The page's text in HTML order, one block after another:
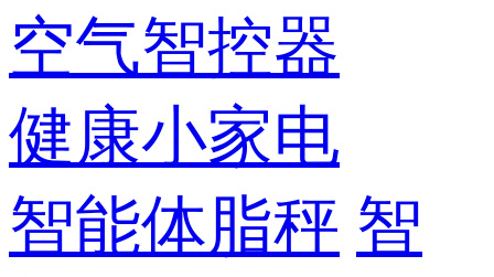
空气智控器
健康小家电
智能体脂秤 智